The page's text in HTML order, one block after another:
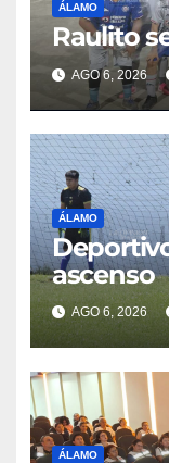
ÁLAMO
Raulito
AGO 6, 2026
ÁLAMO
ascenso
AGO 6, 2026
ÁLAMO